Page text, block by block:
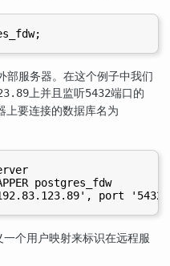
部服务器。在这个例子中我们
上并且监听5432端口的
上要连接的数据库名为
postgres_fdw
一个用户映射来标识在远程服